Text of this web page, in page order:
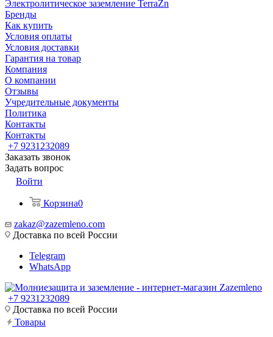
Электролитическое заземление TerraZn
Бренды
Как купить
Условия оплаты
Условия доставки
Гарантия на товар
Компания
О компании
Отзывы
Учредительные документы
Политика
Контакты
Контакты
+7 9231232089
Заказать звонок
Задать вопрос
Войти
Корзина0
zakaz@zazemleno.com
Доставка по всей России
Telegram
WhatsApp
+7 9231232089
Доставка по всей России
Товары